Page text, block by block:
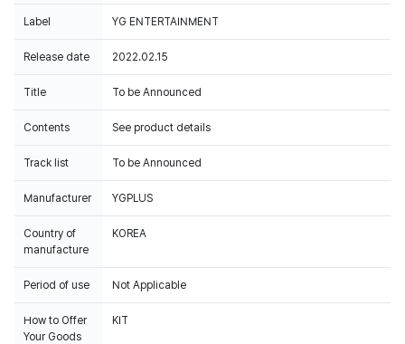
Label YG ENTERTAINMENT
Release date 2022.02.15
Title To be Announced
Contents See product details
Track list To be Announced
Manufacturer YGPLUS
Country of
manufacture
KOREA
Period of use Not Applicable
How to Offer
Your Goods
KIT